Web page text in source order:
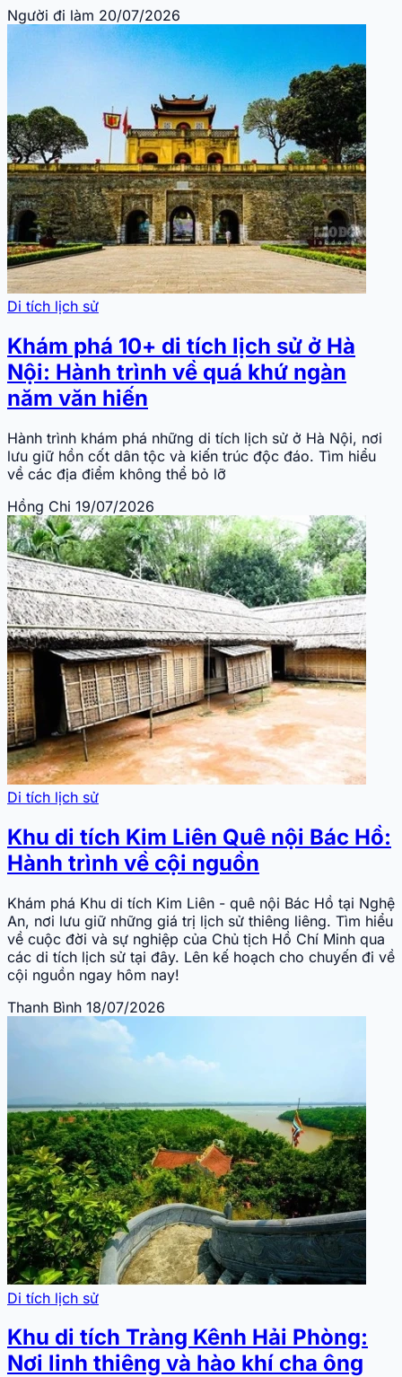
Người đi làm 20/07/2026
Di tích lịch sử
Khám phá 10+ di tích lịch sử ở Hà
Nội: Hành trình về quá khứ ngàn
năm văn hiến
Hành trình khám phá những di tích lịch sử ở Hà Nội, nơi
lưu giữ hồn cốt dân tộc và kiến trúc độc đáo. Tìm hiểu
về các địa điểm không thể bỏ lỡ
Hồng Chi 19/07/2026
Di tích lịch sử
Khu di tích Kim Liên Quê nội Bác Hồ:
Hành trình về cội nguồn
Khám phá Khu di tích Kim Liên - quê nội Bác Hồ tại Nghệ
An, nơi lưu giữ những giá trị lịch sử thiêng liêng. Tìm hiểu
về cuộc đời và sự nghiệp của Chủ tịch Hồ Chí Minh qua
các di tích lịch sử tại đây. Lên kế hoạch cho chuyến đi về
cội nguồn ngay hôm nay!
Thanh Bình 18/07/2026
Di tích lịch sử
Khu di tích Tràng Kênh Hải Phòng:
Nơi linh thiêng và hào khí cha ông